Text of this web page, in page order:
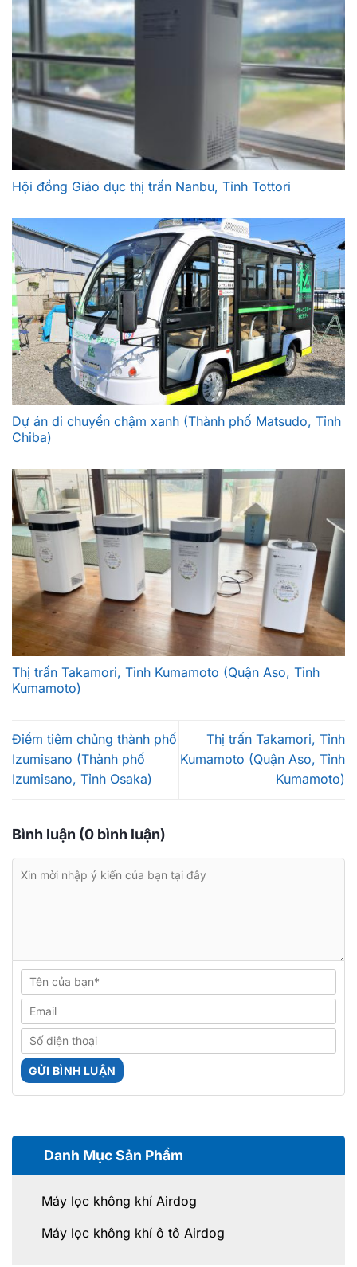
Hội đồng Giáo dục thị trấn Nanbu, Tỉnh Tottori
Dự án di chuyển chậm xanh (Thành phố Matsudo, Tỉnh
Chiba)
Thị trấn Takamori, Tỉnh Kumamoto (Quận Aso, Tỉnh
Kumamoto)
Điểm tiêm chủng thành phố
Izumisano (Thành phố
Izumisano, Tỉnh Osaka)
Thị trấn Takamori, Tỉnh
Kumamoto (Quận Aso, Tỉnh
Kumamoto)
Bình luận (0 bình luận)
Danh Mục Sản Phẩm
Máy lọc không khí Airdog
Máy lọc không khí ô tô Airdog